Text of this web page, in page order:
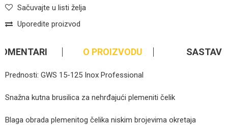
Sačuvajte u listi želja
Uporedite proizvod
O PROIZVODU SASTAV
Prednosti: GWS 15-125 Inox Professional
Snažna kutna brusilica za nehrđajući plemeniti čelik
Blaga obrada plemenitog čelika niskim brojevima okretaja